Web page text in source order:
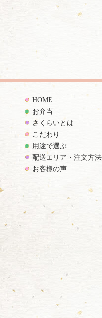
HOME
お弁当
さくらいとは
こだわり
用途で選ぶ
配送エリア・注文方法
お客様の声